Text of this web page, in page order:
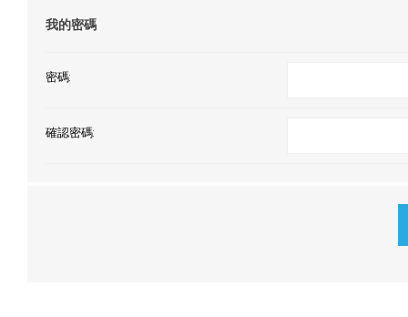
我的密碼
密碼:
確認密碼: